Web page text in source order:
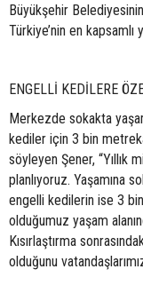
Büyükşehir
Türkiye’nin en kapsamlı
ENGELLİ KEDİLERE
Merkezde sokakta
kediler için 3 bin
söyleyen Şener, “Yıllık
planlıyoruz. Yaşamına
engelli kedilerin ise 3
olduğumuz yaşam
Kısırlaştırma
olduğunu